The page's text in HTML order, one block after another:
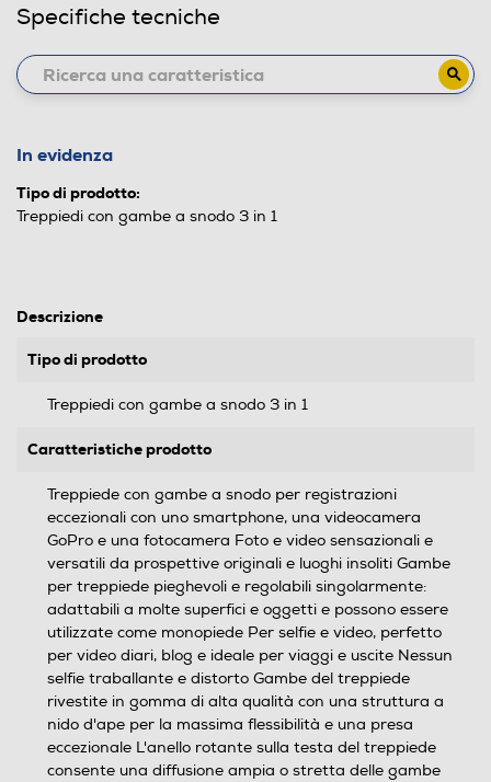
Specifiche tecniche
In evidenza
Tipo di prodotto:
Treppiedi con gambe a snodo 3 in 1
Descrizione
Tipo di prodotto
Treppiedi con gambe a snodo 3 in 1
Caratteristiche prodotto
Treppiede con gambe a snodo per registrazioni
eccezionali con uno smartphone, una videocamera
GoPro e una fotocamera Foto e video sensazionali e
versatili da prospettive originali e luoghi insoliti Gambe
per treppiede pieghevoli e regolabili singolarmente:
adattabili a molte superfici e oggetti e possono essere
utilizzate come monopiede Per selfie e video, perfetto
per video diari, blog e ideale per viaggi e uscite Nessun
selfie traballante e distorto Gambe del treppiede
rivestite in gomma di alta qualità con una struttura a
nido d'ape per la massima flessibilità e una presa
eccezionale L'anello rotante sulla testa del treppiede
consente una diffusione ampia o stretta delle gambe